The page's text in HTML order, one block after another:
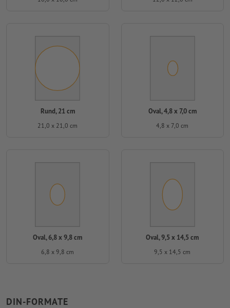
Rund, 21 cm
21,0 x 21,0 cm
Oval, 4,8 x 7,0 cm
4,8 x 7,0 cm
Oval, 6,8 x 9,8 cm
6,8 x 9,8 cm
Oval, 9,5 x 14,5 cm
9,5 x 14,5 cm
DIN-FORMATE